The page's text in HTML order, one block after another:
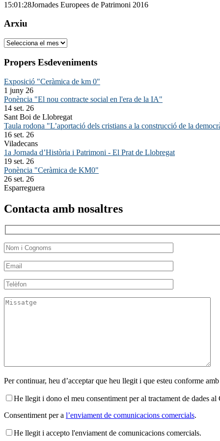
15:01:28Jornades Europees de Patrimoni 2016
Arxiu
Arxiu
Propers Esdeveniments
Exposició "Ceràmica de km 0"
1 juny 26
Ponència "El nou contracte social en l'era de la IA"
14 set. 26
Sant Boi de Llobregat
Taula rodona "L’aportació dels cristians a la construcció de la
16 set. 26
Viladecans
1a Jornada d’Història i Patrimoni - El Prat de Llobregat
19 set. 26
Ponència "Ceràmica de KM0"
26 set. 26
Esparreguera
Contacta amb nosaltres
Per continuar, heu d’acceptar que heu llegit i que esteu conforme
He llegit i dono el meu consentiment per al tractament de dades
Consentiment per a l’enviament de comunicacions comercials.
He llegit i accepto l'enviament de comunicacions comercials.